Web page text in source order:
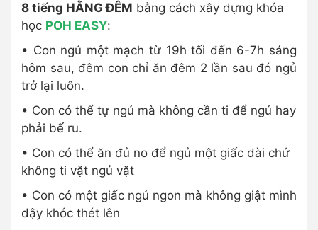
8 tiếng HẰNG ĐÊM bằng cách xây dựng khóa
học POH EASY:
• Con ngủ một mạch từ 19h tối đến 6-7h sáng
hôm sau, đêm con chỉ ăn đêm 2 lần sau đó ngủ
trở lại luôn.
• Con có thể tự ngủ mà không cần ti để ngủ hay
phải bế ru.
• Con có thể ăn đủ no để ngủ một giấc dài chứ
không ti vặt ngủ vặt
• Con có một giấc ngủ ngon mà không giật mình
dậy khóc thét lên